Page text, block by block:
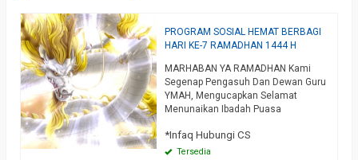
PROGRAM SOSIAL HEMAT BERBAGI
HARI KE-7 RAMADHAN 1444 H
MARHABAN YA RAMADHAN Kami
Segenap Pengasuh Dan Dewan Guru
YMAH, Mengucapkan Selamat
Menunaikan Ibadah Puasa
Menjalankan (Muslim), Semoga
Amal Ibadah Kita Diterima Oleh Allah
*Infaq Hubungi CS
Tersedia